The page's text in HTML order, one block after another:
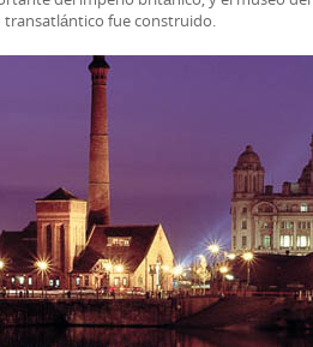
fue construido.